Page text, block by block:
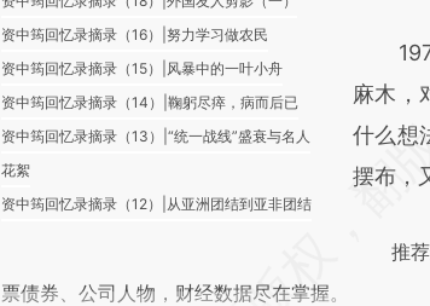
资中筠回忆录摘录（16）|努力学习做农民
资中筠回忆录摘录（15）|风暴中的一叶小舟
资中筠回忆录摘录（14）|鞠躬尽瘁，病而后已
资中筠回忆录摘录（13）|“统一战线”盛衰与名人
花絮
资中筠回忆录摘录（12）|从亚洲团结到亚非团结
1971
麻木，
什么想
摆布，
推荐
票债券、公司人物，财经数据尽在掌握。